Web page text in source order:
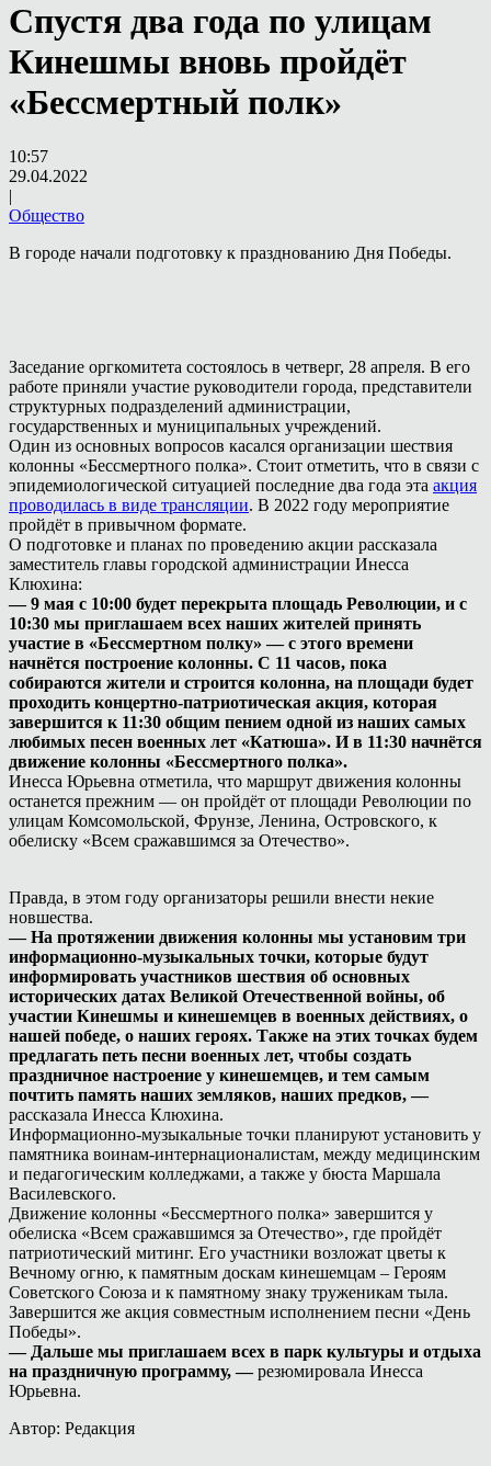
Спустя два года по улицам
Кинешмы вновь пройдёт
«Бессмертный полк»
10:57
29.04.2022
|
Общество
В городе начали подготовку к празднованию Дня Победы.
Заседание оргкомитета состоялось в четверг, 28 апреля. В его
работе приняли участие руководители города, представители
структурных подразделений администрации,
государственных и муниципальных учреждений.
Один из основных вопросов касался организации шествия
колонны «Бессмертного полка». Стоит отметить, что в связи с
эпидемиологической ситуацией последние два года эта акция
проводилась в виде трансляции. В 2022 году мероприятие
пройдёт в привычном формате.
О подготовке и планах по проведению акции рассказала
заместитель главы городской администрации Инесса
Клюхина:
— 9 мая с 10:00 будет перекрыта площадь Революции, и с
10:30 мы приглашаем всех наших жителей принять
участие в «Бессмертном полку» — с этого времени
начнётся построение колонны. С 11 часов, пока
собираются жители и строится колонна, на площади будет
проходить концертно-патриотическая акция, которая
завершится к 11:30 общим пением одной из наших самых
любимых песен военных лет «Катюша». И в 11:30 начнётся
движение колонны «Бессмертного полка».
Инесса Юрьевна отметила, что маршрут движения колонны
останется прежним — он пройдёт от площади Революции по
улицам Комсомольской, Фрунзе, Ленина, Островского, к
обелиску «Всем сражавшимся за Отечество».
Правда, в этом году организаторы решили внести некие
новшества.
— На протяжении движения колонны мы установим три
информационно-музыкальных точки, которые будут
информировать участников шествия об основных
исторических датах Великой Отечественной войны, об
участии Кинешмы и кинешемцев в военных действиях, о
нашей победе, о наших героях. Также на этих точках будем
предлагать петь песни военных лет, чтобы создать
праздничное настроение у кинешемцев, и тем самым
почтить память наших земляков, наших предков, —
рассказала Инесса Клюхина.
Информационно-музыкальные точки планируют установить у
памятника воинам-интернационалистам, между медицинским
и педагогическим колледжами, а также у бюста Маршала
Василевского.
Движение колонны «Бессмертного полка» завершится у
обелиска «Всем сражавшимся за Отечество», где пройдёт
патриотический митинг. Его участники возложат цветы к
Вечному огню, к памятным доскам кинешемцам – Героям
Советского Союза и к памятному знаку труженикам тыла.
Завершится же акция совместным исполнением песни «День
Победы».
— Дальше мы приглашаем всех в парк культуры и отдыха
на праздничную программу, —резюмировала Инесса
Юрьевна.
Автор: Редакция